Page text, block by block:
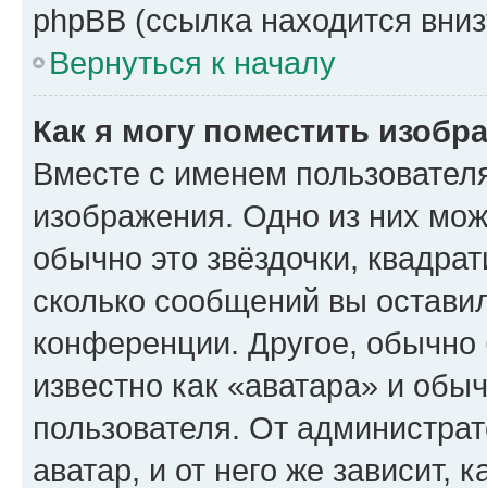
phpBB (ссылка находится
Вернуться к началу
Как я могу поместить
Вместе с именем
изображения. Одно из них
обычно это звёздочки,
сколько сообщений вы
конференции. Другое,
известно как «аватара» и
пользователя. От
аватар, и от него же зависит,